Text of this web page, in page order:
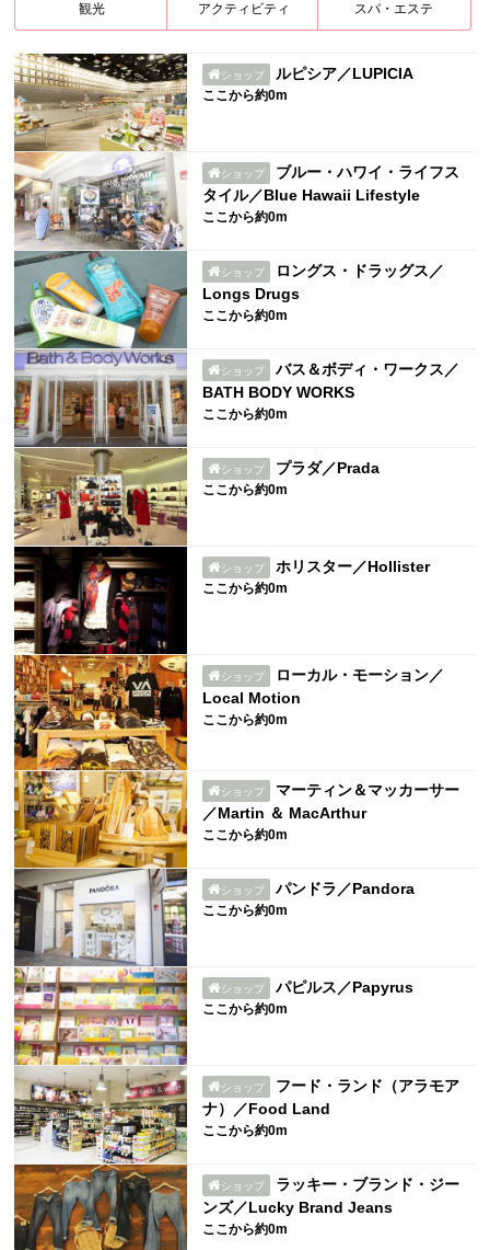
観光 アクティビティ スパ・エステ
ショップ ルピシア／LUPICIA
ここから約0m
ショップ
ブルー・ハワイ・ライフス
タイル／Blue Hawaii Lifestyle
ここから約0m
ショップ
ロングス・ドラッグス／
Longs Drugs
ここから約0m
ショップ
バス＆ボディ・ワークス／
BATH BODY WORKS
ここから約0m
ショップ プラダ／Prada
ここから約0m
ショップ ホリスター／Hollister
ここから約0m
ショップ
ローカル・モーション／
Local Motion
ここから約0m
ショップ
マーティン＆マッカーサー
／Martin ＆ MacArthur
ここから約0m
ショップ パンドラ／Pandora
ここから約0m
ショップ パピルス／Papyrus
ここから約0m
ショップ
フード・ランド（アラモア
ナ）／Food Land
ここから約0m
ショップ
ラッキー・ブランド・ジー
ンズ／Lucky Brand Jeans
ここから約0m